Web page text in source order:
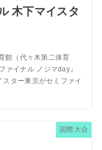
木下マイスタ
館（代々木第二体育
ァイナル ノジマday』
ター東京がセミファイ
国際大会